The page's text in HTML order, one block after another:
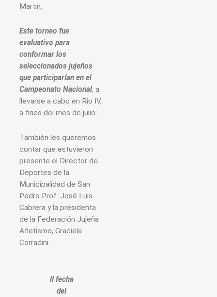
Martin.
Este torneo fue
evaluativo para
conformar los
seleccionados jujeños
que participarían en el
Campeonato Nacional, a
llevarse a cabo en Rio IV,
a fines del mes de julio.
También les queremos
contar que estuvieron
presente el Director de
Deportes de la
Municipalidad de San
Pedro Prof. José Luis
Cabrera y la presidenta
de la Federación Jujeña
Atletismo, Graciela
Corradini.
II fecha
del